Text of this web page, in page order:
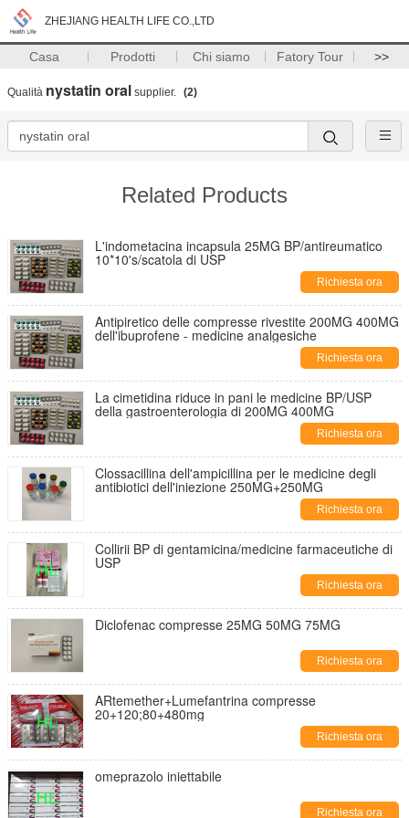
ZHEJIANG HEALTH LIFE CO.,LTD
Casa Prodotti Chi siamo Fatory Tour >>
Qualità nystatin oral supplier. (2)
Related Products
L'indometacina incapsula 25MG BP/antireumatico
10*10's/scatola di USP
Richiesta ora
Antipiretico delle compresse rivestite 200MG 400MG
dell'ibuprofene - medicine analgesiche
Richiesta ora
La cimetidina riduce in pani le medicine BP/USP
della gastroenterologia di 200MG 400MG
Richiesta ora
Clossacillina dell'ampicillina per le medicine degli
antibiotici dell'iniezione 250MG+250MG
Richiesta ora
Collirii BP di gentamicina/medicine farmaceutiche di
USP
Richiesta ora
Diclofenac compresse 25MG 50MG 75MG
Richiesta ora
ARtemether+Lumefantrina compresse
20+120;80+480mg
Richiesta ora
omeprazolo iniettabile
Richiesta ora